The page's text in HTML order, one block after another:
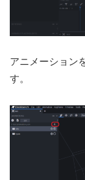
アニメーション
す。